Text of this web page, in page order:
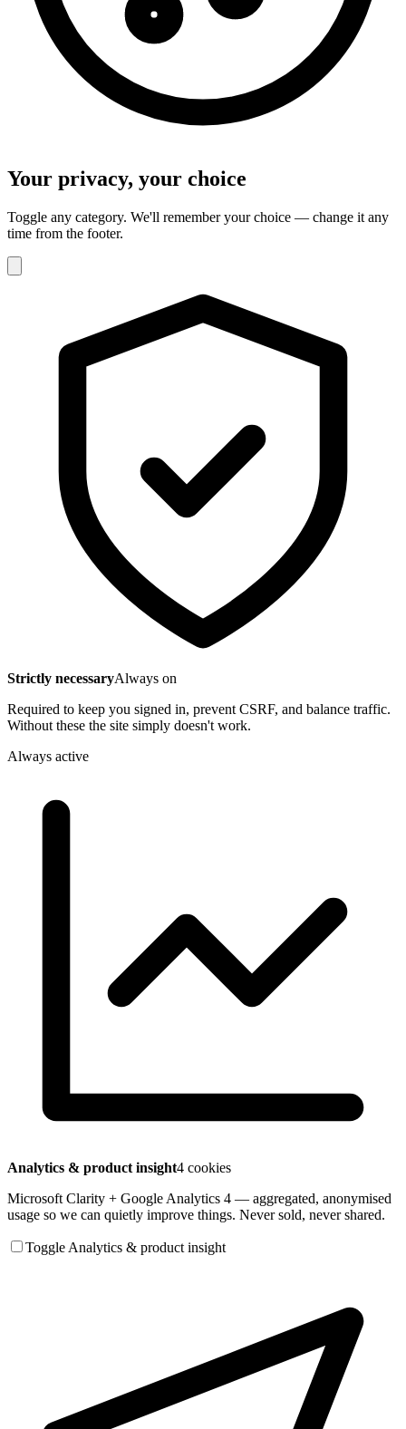
Your privacy, your choice
Toggle any category. We'll remember your choice — change it any
time from the footer.
Strictly necessaryAlways on
Required to keep you signed in, prevent CSRF, and balance traffic.
Without these the site simply doesn't work.
Always active
Analytics & product insight4 cookies
Microsoft Clarity + Google Analytics 4 — aggregated, anonymised
usage so we can quietly improve things. Never sold, never shared.
Toggle Analytics & product insight